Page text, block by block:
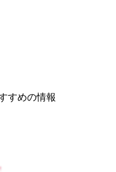
すめの情報